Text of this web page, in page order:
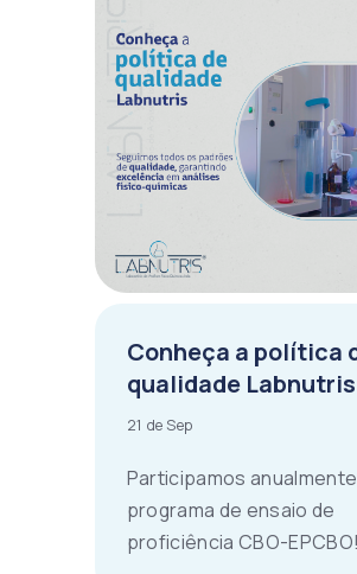
Conheça a política
qualidade Labnutris
21 de Sep
Participamos
programa de ensaio de
proficiência CBO-EPCBO!